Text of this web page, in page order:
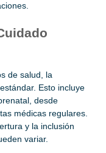
de salud, la
Esto incluye
desde
médicas regulares.
y la inclusión
variar.